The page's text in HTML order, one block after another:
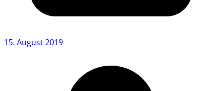
15. August 2019